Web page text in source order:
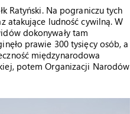
Ratyński. Na pograniczu tych
atakujące ludność cywilną. W
dokonywały tam
prawie 300 tysięcy osób, a
międzynarodowa
potem Organizacji Narodów